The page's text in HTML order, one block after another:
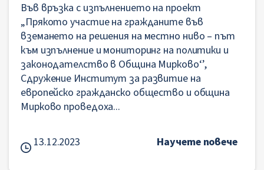
Във връзка с изпълнението на проект
„Прякото участие на гражданите във
вземането на решения на местно ниво – път
към изпълнение и мониторинг на политики и
законодателство в Община Мирково‘’,
Сдружение Институт за развитие на
европейско гражданско общество и община
Мирково проведоха...
13.12.2023 Научете повече